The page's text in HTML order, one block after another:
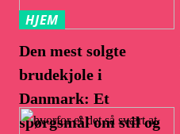
HJEM
Den mest solgte
brudekjole i
Danmark: Et
spørgsmål om stil og